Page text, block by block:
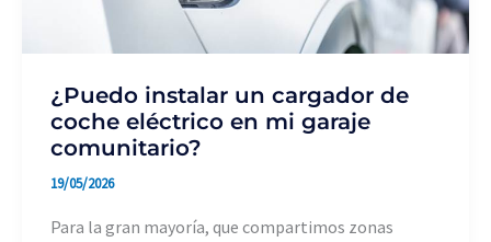
¿Puedo instalar un cargador de
coche eléctrico en mi garaje
comunitario?
19/05/2026
Para la gran mayoría, que compartimos zonas